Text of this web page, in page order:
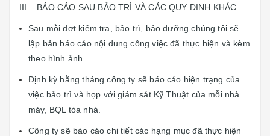
III. BÁO CÁO SAU BẢO TRÌ VÀ CÁC QUY ĐỊNH KHÁC
Sau mỗi đợt kiểm tra, bảo trì, bảo dưỡng chúng tôi sẽ
lập bản báo cáo nội dung công việc đã thực hiện và kèm
theo hình ảnh .
Định kỳ hằng tháng công ty sẽ báo cáo hiện trạng của
việc bảo trì và họp với giám sát Kỹ Thuật của mỗi nhà
máy, BQL tòa nhà.
Công ty sẽ báo cáo chi tiết các hạng mục đã thực hiện